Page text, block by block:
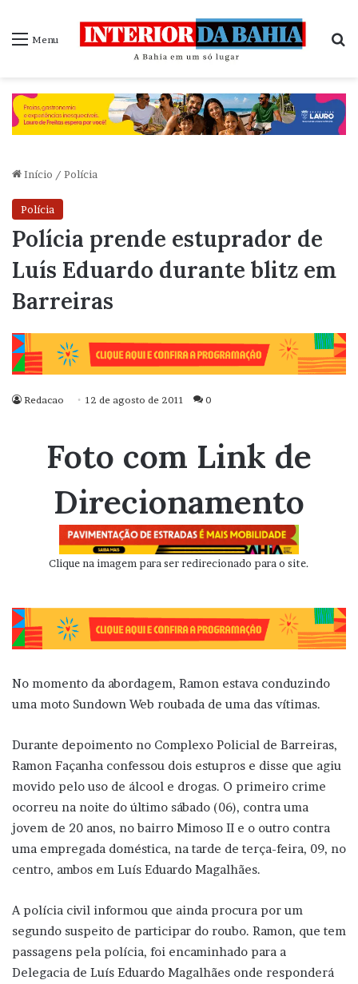
Menu
Início / Polícia
Polícia
Polícia prende estuprador de
Luís Eduardo durante blitz em
Barreiras
Redacao 12 de agosto de 2011 0
Foto com Link de
Direcionamento
Clique na imagem para ser redirecionado para o site.
No momento da abordagem, Ramon estava conduzindo
uma moto Sundown Web roubada de uma das vítimas.
Durante depoimento no Complexo Policial de Barreiras,
Ramon Façanha confessou dois estupros e disse que agiu
movido pelo uso de álcool e drogas. O primeiro crime
ocorreu na noite do último sábado (06), contra uma
jovem de 20 anos, no bairro Mimoso II e o outro contra
uma empregada doméstica, na tarde de terça-feira, 09, no
centro, ambos em Luís Eduardo Magalhães.
A polícia civil informou que ainda procura por um
segundo suspeito de participar do roubo. Ramon, que tem
passagens pela polícia, foi encaminhado para a
Delegacia de Luís Eduardo Magalhães onde responderá